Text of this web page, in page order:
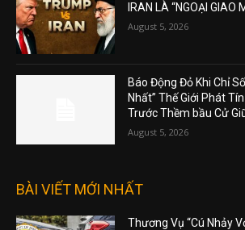
IRAN LÀ “NGOẠI GIAO
August 5, 2026
Báo Động Đỏ Khi Chỉ
Nhất” Thế Giới Phát
Trước Thềm bầu Cử
August 5, 2026
BÀI VIẾT MỚI NHẤT
Thương Vụ “Cú Nhảy